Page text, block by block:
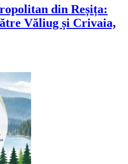
din Reșița:
Văliug și Crivaia,